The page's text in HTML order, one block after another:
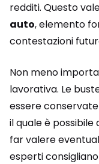
redditi. Questo
auto, elemento
contestazioni
Non meno
lavorativa. Le
essere
il quale è
far valere
esperti